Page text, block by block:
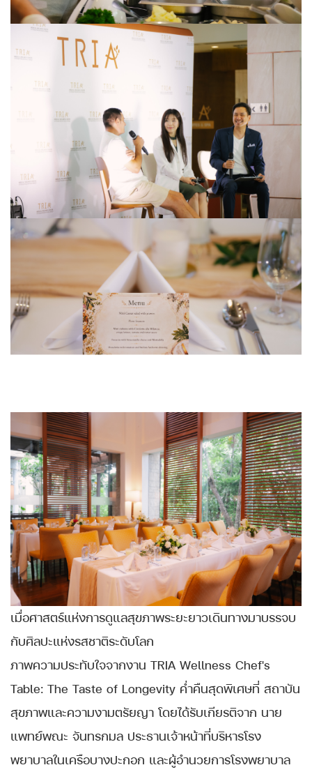
เมื่อศาสตร์แห่งการดูแลสุขภาพระยะยาวเดินทางมาบรรจบ
กับศิลปะแห่งรสชาติระดับโลก
ภาพความประทับใจจากงาน TRIA Wellness Chef's
Table: The Taste of Longevity ค่ำคืนสุดพิเศษที่ สถาบัน
สุขภาพและความงามตรัยญา โดยได้รับเกียรติจาก นาย
แพทย์พณะ จันทรกมล ประธานเจ้าหน้าที่บริหารโรง
พยาบาลในเครือบางปะกอก และผู้อำนวยการโรงพยาบาล